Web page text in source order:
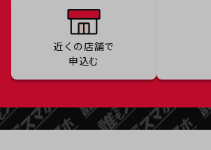
近くの店舗で
申込む